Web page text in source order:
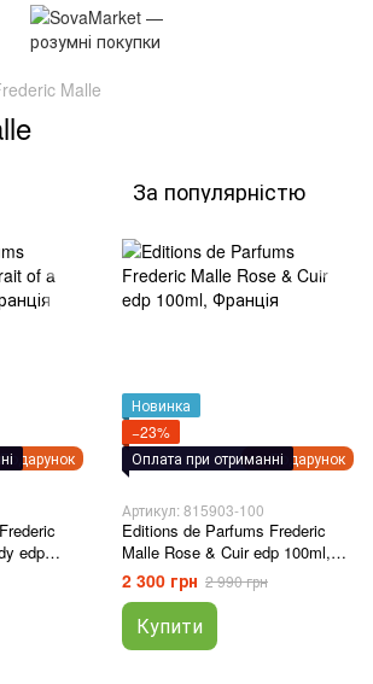
Malle
За популярністю
Подарунок
edp
Подарунок
Новинка
−23%
Оплата при отриманні
Артикул: 815903-100
Editions de Parfums Frederic
Malle Rose & Cuir edp 100ml,
Франція
2 300 грн 2 990 грн
Купити